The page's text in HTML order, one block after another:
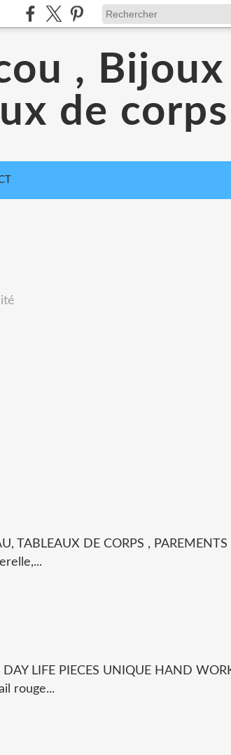
, Bijoux
de corps
TABLEAUX DE CORPS ,
LIFE PIECES UNIQUE HAND
rouge...